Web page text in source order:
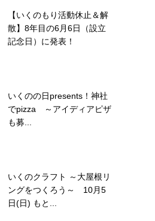
【いくのもり活動休止＆解
散】8年目の6月6日（設立
記念日）に発表！
いくのの日presents！神社
でpizza ～アイディアピザ
も募...
いくのクラフト ～大屋根リ
ングをつくろう～ 10月5
日(日) もと...